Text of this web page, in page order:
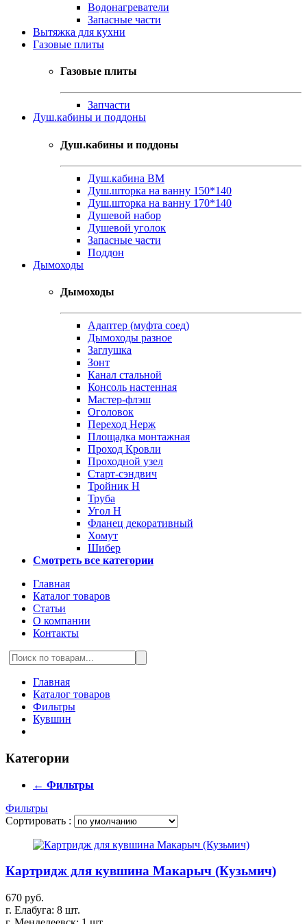
Водонагреватели
Запасные части
Вытяжка для кухни
Газовые плиты
Газовые плиты
Запчасти
Душ.кабины и поддоны
Душ.кабины и поддоны
Душ.кабина ВМ
Душ.шторка на ванну 150*140
Душ.шторка на ванну 170*140
Душевой набор
Душевой уголок
Запасные части
Поддон
Дымоходы
Дымоходы
Адаптер (муфта соед)
Дымоходы разное
Заглушка
Зонт
Канал стальной
Консоль настенная
Мастер-флэш
Оголовок
Переход Нерж
Площадка монтажная
Проход Кровли
Проходной узел
Старт-сэндвич
Тройник Н
Труба
Угол Н
Фланец декоративный
Хомут
Шибер
Смотреть все категории
Главная
Каталог товаров
Статьи
О компании
Контакты
Главная
Каталог товаров
Фильтры
Кувшин
Категории
← Фильтры
Фильтры
Сортировать :
Картридж для кувшина Макарыч (Кузьмич)
670 руб.
г. Елабуга: 8 шт.